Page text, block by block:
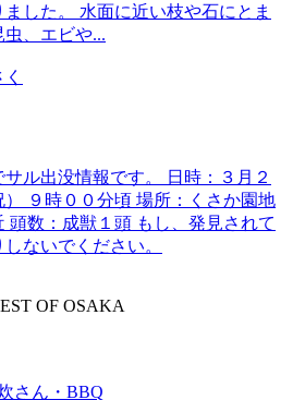
した。 水面に近い枝や石にとま
虫、エビや...
サル出没情報です。 日時：３月２
） ９時００分頃 場所：くさか園地
頭数：成獣１頭 もし、発見されて
ないでください。
さん・BBQ